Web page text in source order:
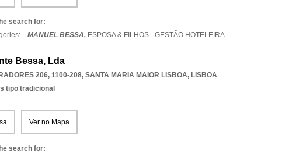
search for:
...MANUEL BESSA, ESPOSA & FILHOS - GESTÃO HOTELEIRA...
Bessa, Lda
206, 1100-208, SANTA MARIA MAIOR LISBOA, LISBOA
tipo tradicional
Ver no Mapa
search for: